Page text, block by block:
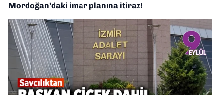
Mordoğan’daki imar planına itiraz!